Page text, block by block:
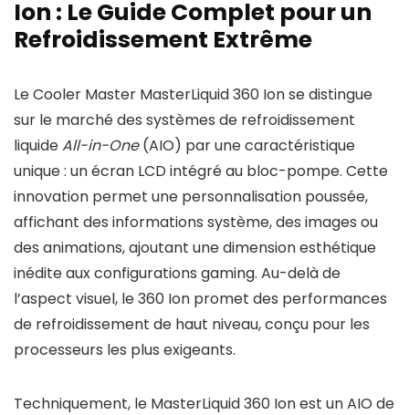
Ion : Le Guide Complet pour un
Refroidissement Extrême
Le Cooler Master MasterLiquid 360 Ion se distingue
sur le marché des systèmes de refroidissement
liquideAll-in-One(AIO) par une caractéristique
unique : un écran LCD intégré au bloc-pompe. Cette
innovation permet une personnalisation poussée,
affichant des informations système, des images ou
des animations, ajoutant une dimension esthétique
inédite aux configurations gaming. Au-delà de
l’aspect visuel, le 360 Ion promet des performances
de refroidissement de haut niveau, conçu pour les
processeurs les plus exigeants.
Techniquement, le MasterLiquid 360 Ion est un AIO de